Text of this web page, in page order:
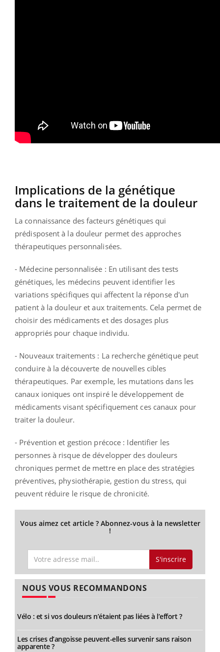
Implications de la génétique
dans le traitement de la douleur
La connaissance des facteurs génétiques qui
prédisposent à la douleur permet des approches
thérapeutiques personnalisées.
- Médecine personnalisée : En utilisant des tests
génétiques, les médecins peuvent identifier les
variations spécifiques qui affectent la réponse d'un
patient à la douleur et aux traitements. Cela permet de
choisir des médicaments et des dosages plus
appropriés pour chaque individu.
- Nouveaux traitements : La recherche génétique peut
conduire à la découverte de nouvelles cibles
thérapeutiques. Par exemple, les mutations dans les
canaux ioniques ont inspiré le développement de
médicaments visant spécifiquement ces canaux pour
traiter la douleur.
- Prévention et gestion précoce : Identifier les
personnes à risque de développer des douleurs
chroniques permet de mettre en place des stratégies
préventives, physiothérapie, gestion du stress, qui
peuvent réduire le risque de chronicité.
Vous aimez cet article ? Abonnez-vous à la newsletter
!
S'inscrire
NOUS VOUS RECOMMANDONS
Vélo : et si vos douleurs n’étaient pas liées à l’effort ?
Les crises d’angoisse peuvent-elles survenir sans raison
apparente ?